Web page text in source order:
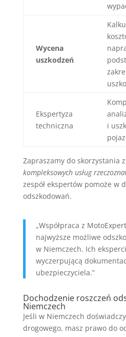
Wycena
uszkodzeń
Ekspertyza
techniczna
i
Zapraszamy do skorzystania
kompleksowych usług
zespół ekspertów pomoże w
odszkodowań.
„Współpraca z
najwyższe możliwe
w Niemczech. Ich
wyczerpującą
ubezpieczyciela.”
Dochodzenie roszczeń
Niemczech
Jeśli w Niemczech
drogowego, masz prawo do